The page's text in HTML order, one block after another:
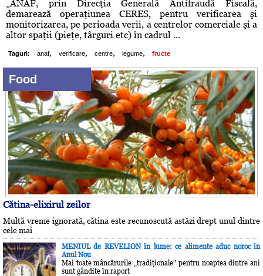
„ANAF, prin Direcţia Generală Antifraudă Fiscală,
demarează operaţiunea CERES, pentru verificarea şi
monitorizarea, pe perioada verii, a centrelor comerciale şi a
altor spaţii (pieţe, târguri etc) în cadrul ...
Taguri: anaf, verificare, centre, legume, fructe
Food
Cătina-elixirul zeilor
Multă vreme ignorată, cătina este recunoscută astăzi drept unul dintre
cele mai
MENIUL de REVELION în lume: ce alimente aduc noroc în
Anul Nou
Mai toate mâncărurile „tradiţionale” pentru noaptea dintre ani
sunt gândite în raport